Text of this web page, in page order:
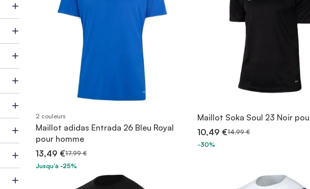
2 couleurs
Maillot adidas Entrada 26 Bleu Royal
pour homme
13,49 €17,99 €
Jusqu'à -25%
Maillot Soka Soul 23 Noir
10,49 €14,99 €
-30%